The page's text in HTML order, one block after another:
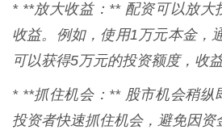
* **放大收益：** 配资可以放大
收益。例如，使用1万元本金，
可以获得5万元的投资额度，收
* **抓住机会：** 股市机会稍纵
投资者快速抓住机会，避免因资